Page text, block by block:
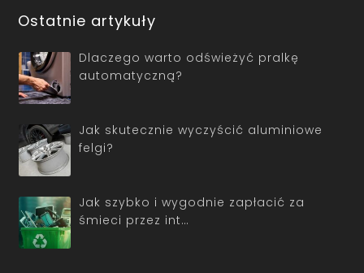
Ostatnie artykuły
Dlaczego warto odświeżyć pralkę
automatyczną?
Jak skutecznie wyczyścić aluminiowe
felgi?
Jak szybko i wygodnie zapłacić za
śmieci przez int…